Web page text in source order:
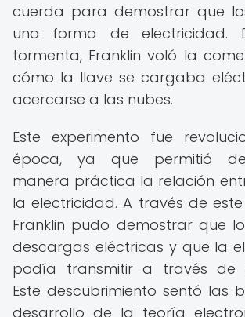
cuerda para demostrar que
una forma de electricidad.
tormenta, Franklin voló la
cómo la llave se cargaba
acercarse a las nubes.
Este experimento fue
época, ya que permitió
manera práctica la relación
la electricidad. A través de
Franklin pudo demostrar que
descargas eléctricas y que la
podía transmitir a través de
Este descubrimiento sentó las
desarrollo de la teoría